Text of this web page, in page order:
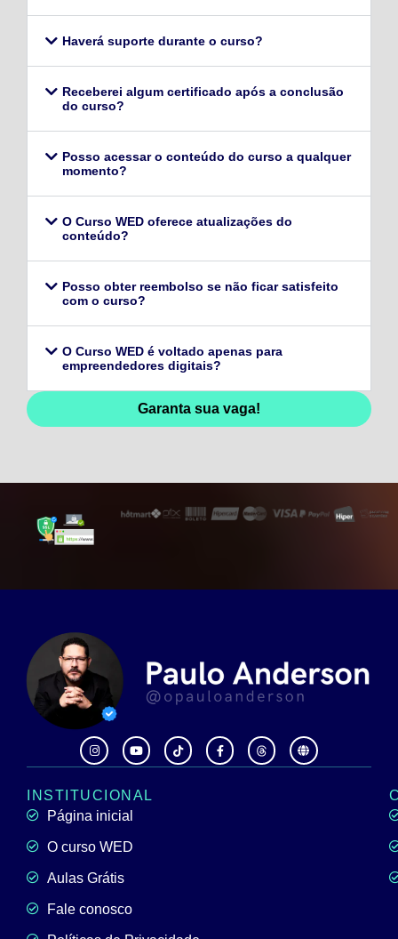
Haverá suporte durante o curso?
Receberei algum certificado após a conclusão
do curso?
Posso acessar o conteúdo do curso a qualquer
momento?
O Curso WED oferece atualizações do
conteúdo?
Posso obter reembolso se não ficar satisfeito
com o curso?
O Curso WED é voltado apenas para
empreendedores digitais?
Garanta sua vaga!
INSTITUCIONAL
Página inicial
O curso WED
Aulas Grátis
Fale conosco